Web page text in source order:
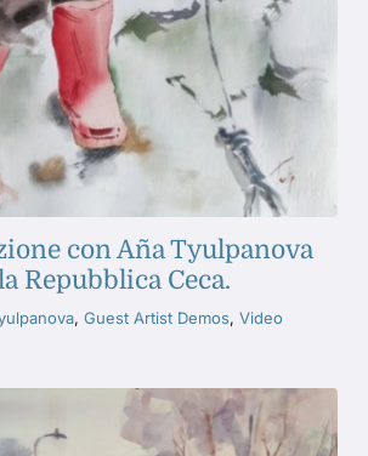
con Aña Tyulpanova
Repubblica Ceca.
, Guest Artist Demos, Video